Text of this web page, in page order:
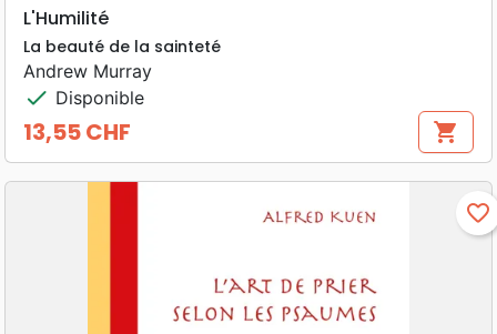
L'Humilité
La beauté de la sainteté
Andrew Murray
check Disponible
Prix
13,55 CHF shopping_cart
favorite_border